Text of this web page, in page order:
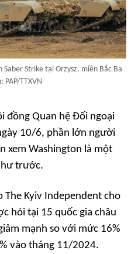
Strike tại Orzysz, miền Bắc Ba
PAP/TTXVN
đồng Quan hệ Đối ngoại
10/6, phần lớn người
xem Washington là một
trước.
The Kyiv Independent cho
hỏi tại 15 quốc gia châu
mạnh so với mức 16%
vào tháng 11/2024.